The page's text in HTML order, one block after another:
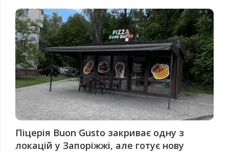
Піцерія Buon Gusto закриває одну з
локацій у Запоріжжі, але готує нову